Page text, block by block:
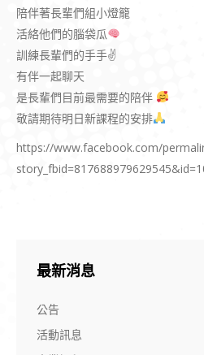
陪伴著長輩們組小燈籠
活絡他們的腦袋瓜
訓練長輩們的手手✌️
有伴一起聊天
是長輩們目前最需要的陪伴
敬請期待明日新課程的安排
https://www.facebook.com/
最新消息
公告
活動訊息